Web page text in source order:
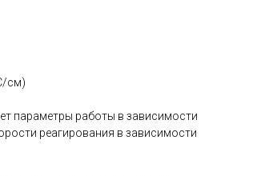
см)
параметры работы в зависимости
реагирования в зависимости